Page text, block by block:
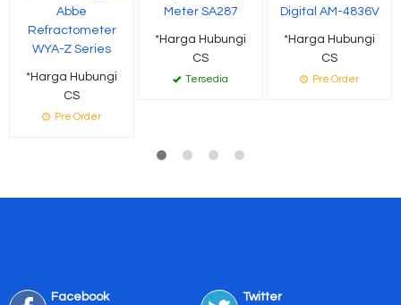
Abbe
Refractometer
WYA-Z Series
*Harga Hubungi
CS
Pre Order
Meter SA287
*Harga Hubungi
CS
Tersedia
Digital AM-4836V
*Harga Hubungi
CS
Pre Order
Facebook Twitter